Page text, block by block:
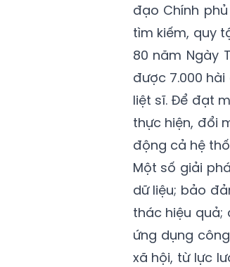
đạo Chính
tìm kiếm, quy
80 năm Ngày
được 7.000
liệt sĩ. Để đạt
thực hiện, đổi
động cả hệ
Một số giải
dữ liệu; bảo
thác hiệu quả;
ứng dụng
xã hội, từ lực